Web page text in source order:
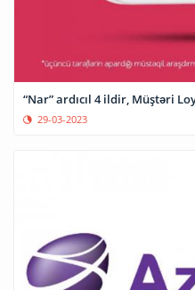
“Nar” ardıcıl 4 ildir, Müştəri
29-03-2023